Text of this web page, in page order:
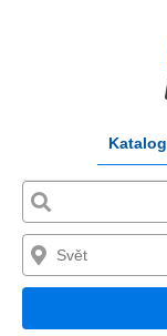
Katalog